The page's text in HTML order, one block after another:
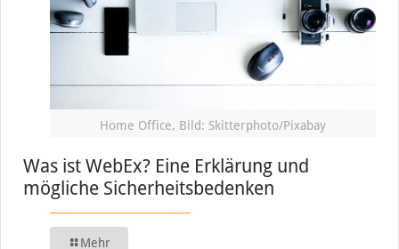
Home Office, Bild: Skitterphoto/Pixabay
Was ist WebEx? Eine Erklärung und
mögliche Sicherheitsbedenken
Mehr